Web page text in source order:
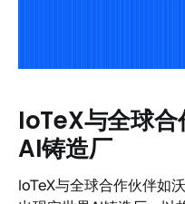
IoTeX与全球
AI铸造厂
IoTeX与全球合作伙伴如